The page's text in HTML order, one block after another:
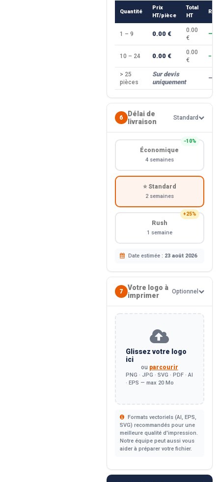
Quantité
Prix
HT/pièce
Total
HT
1 – 9 0.00 €
0.00
€
—
10 – 24 0.00 €
0.00
€
> 25
pièces
Sur devis
uniquement
—
6
Délai de
livraison
Standard
−10%
Économique
4 semaines
⭐ Standard
2 semaines
+25%
Rush
1 semaine
Date estimée : 23 août 2026
7
Votre logo à
imprimer
Optionnel
Glissez votre logo
ici
ou parcourir
PNG · JPG · SVG · PDF · AI
· EPS — max 20 Mo
Formats vectoriels (AI, EPS,
SVG) recommandés pour une
meilleure qualité d'impression.
Notre équipe peut aussi vous
aider à préparer votre fichier.